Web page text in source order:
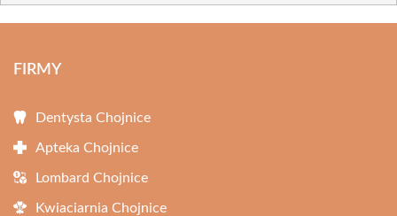
FIRMY
Dentysta Chojnice
Apteka Chojnice
Lombard Chojnice
Kwiaciarnia Chojnice